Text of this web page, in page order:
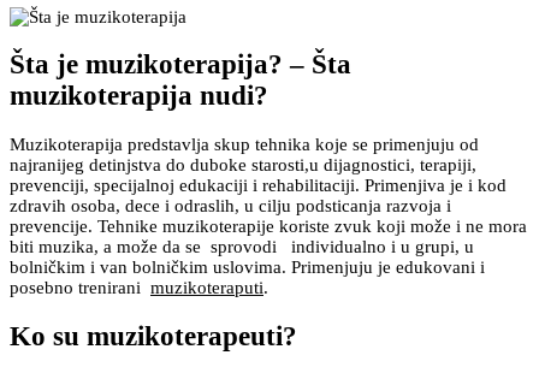
Šta je muzikoterapija? – Šta
muzikoterapija nudi?
Muzikoterapija predstavlja skup tehnika koje se primenjuju od
najranijeg detinjstva do duboke starosti,u dijagnostici, terapiji,
prevenciji, specijalnoj edukaciji i rehabilitaciji. Primenjiva je i kod
zdravih osoba, dece i odraslih, u cilju podsticanja razvoja i
prevencije. Tehnike muzikoterapije koriste zvuk koji može i ne mora
biti muzika, a može da se sprovodi individualno i u grupi, u
bolničkim i van bolničkim uslovima. Primenjuju je edukovani i
posebno trenirani muzikoteraputi.
Ko su muzikoterapeuti?